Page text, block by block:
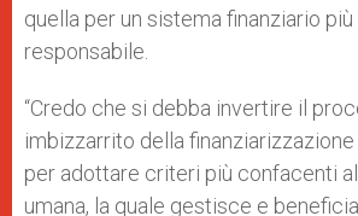
quella per un sistema finanziario
responsabile.
“Credo che si debba invertire il
imbizzarrito della finanziarizzazione
per adottare criteri più confacenti
umana, la quale gestisce e